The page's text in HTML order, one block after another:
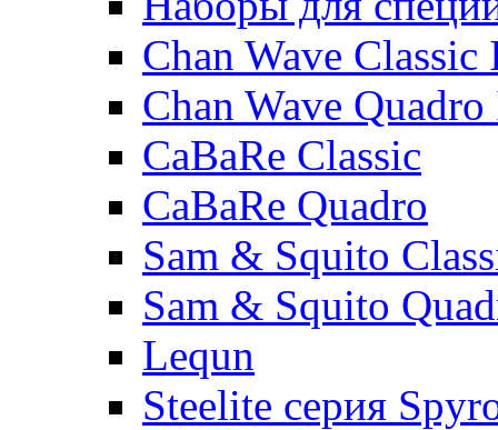
Chan Wave
Chan Wave
CaBaRe Classic
CaBaRe Quadro
Sam & Squito
Sam & Squito
Lequn
Steelite серия